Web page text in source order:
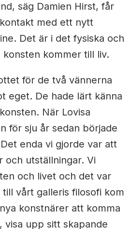
säg Damien Hirst, får
med ett nytt
Det är i det fysiska och
kommer till liv.
för de två vännerna
eget. De hade lärt känna
När Lovisa
för sju år sedan började
enda vi gjorde var att
och utställningar. Vi
och livet och det var
vårt galleris filosofi kom
konstnärer att komma
visa upp sitt skapande